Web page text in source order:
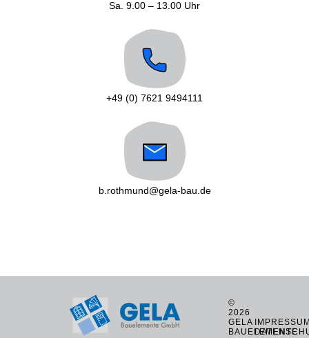
Sa. 9.00 – 13.00 Uhr
+49 (0) 7621 9494111
b.rothmund@gela-bau.de
©
2026
GELA
BAUELEMENTE